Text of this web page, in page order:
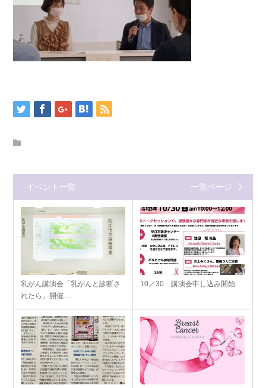
イベント一覧 一覧ページ
乳がん講演会「乳がんと診断さ
れたら」開催…
10／30 講演会申し込み開始